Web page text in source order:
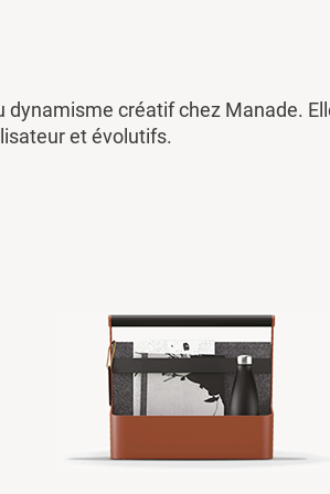
créatif chez Manade.
et évolutifs.